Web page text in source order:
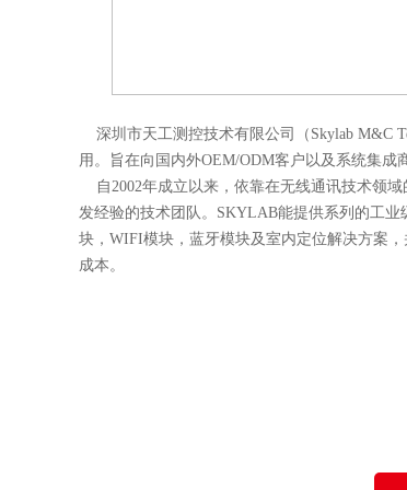
深圳市天工测控技术有限公司（Skylab M&C
用。旨在向国内外OEM/ODM客户以及系统集成
自2002年成立以来，依靠在无线通讯技术领域
发经验的技术团队。SKYLAB能提供系
块，WIFI模块，蓝牙模块及室内定位解决方
成本。